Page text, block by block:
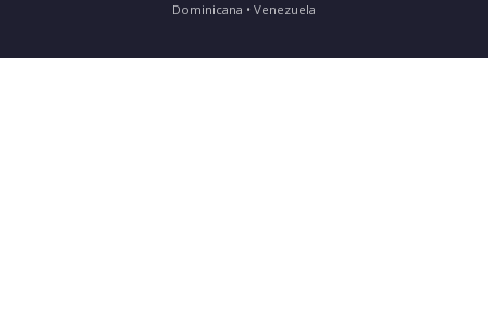
Dominicana • Venezuela